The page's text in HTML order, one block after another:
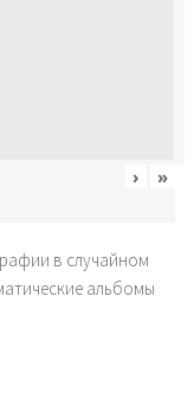
› »
в случайном
альбомы